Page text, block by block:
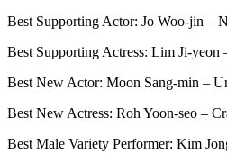
Best Supporting Actor: Jo Woo-jin –
Best Supporting Actress: Lim Ji-yeon
Best New Actor: Moon Sang-min –
Best New Actress: Roh Yoon-seo –
Best Male Variety Performer: Kim